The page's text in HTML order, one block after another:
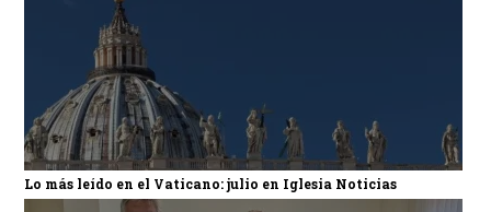
Lo más leído en el Vaticano: julio en Iglesia Noticias